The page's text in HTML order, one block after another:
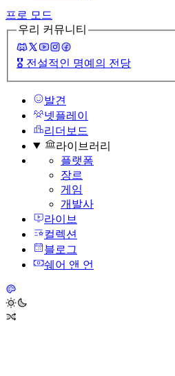
프로 모드
우리 커뮤니티
🎖️ 전설적인 명예의 전당
발견
넷플레이
리더보드
라이브러리
플랫폼
장르
게임
개발사
라이브
컬렉션
블로그
쉐어 앤 언